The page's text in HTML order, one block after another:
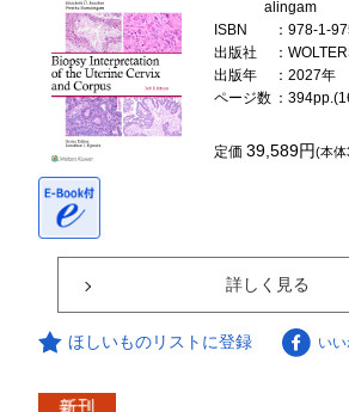
alingam
ISBN
：978-1-
出版社
：
出版年
：2027年
ページ数 ：
定価39,589円(本体
詳しく見る
ほしいものリストに登録 いい